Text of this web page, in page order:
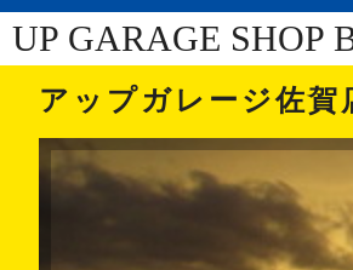
UP GARAGE SHOP
アップガレージ佐賀